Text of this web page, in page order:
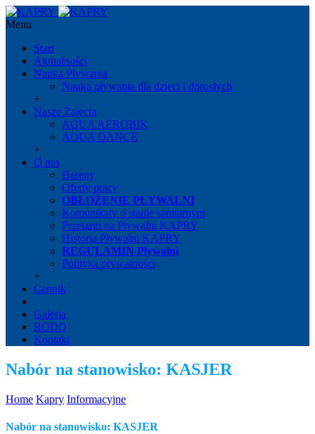
Menu
Start
Aktualności
Nauka Pływania
Nauka pływania dla dzieci i dorosłych
+
Nasze Zajęcia
AQUA AEROBIK
AQUA DANCE
+
O nas
Baseny
Oferty pracy
OBŁOŻENIE PŁYWALNI
Komunikaty o stanie sanitarnym
Przetargi na Pływalni KAPRY
Historia Pływalni KAPRY
REGULAMIN Pływalni
Polityka prywatności
+
Cennik
Galeria
RODO
Kontakt
Nabór na stanowisko: KASJER
Home Kapry Informacyjne
Nabór na stanowisko: KASJER